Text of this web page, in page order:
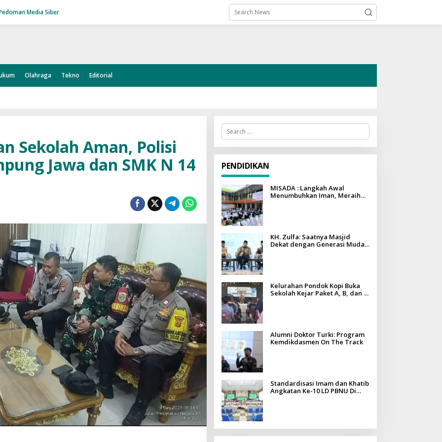
Media Siber
Olahraga Tekno Editorial
Sekolah Aman, Polisi
Jawa dan SMK N 14
S
a
r
c
h
f
o
r
:
PENDIDIKAN
MISADA : Langkah Awal
Menumbuhkan Iman, Meraih
KH. Zulfa: Saatnya Masjid
Dekat dengan Generasi Muda
Kelurahan Pondok Kopi Buka
Sekolah Kejar Paket A, B, dan C,
Alumni Doktor Turki: Program
Kemdikdasmen On The Track
Standardisasi Imam dan Khatib
Angkatan Ke-10 LD PBNU Di